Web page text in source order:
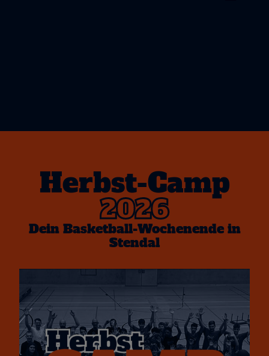
Herbst-Camp
2026
Dein Basketball-Wochenende in
Stendal